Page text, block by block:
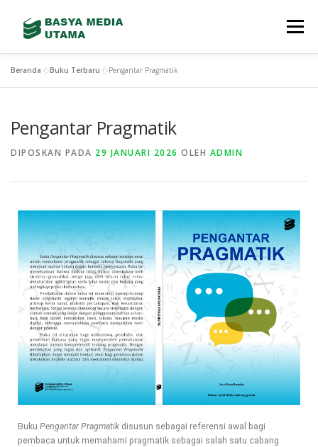
Menu
GALLERY TEAM TERBITAN BARU
Beranda »Buku Terbaru »Pengantar Pragmatik
Pengantar Pragmatik
DIPOSKAN PADA 29 JANUARI 2026 OLEH ADMIN
Buku Pengantar Pragmatik disusun sebagai referensi awal bagi
pembaca untuk memahami pragmatik sebagai salah satu cabang